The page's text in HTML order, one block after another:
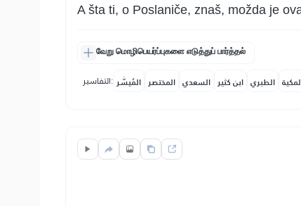
A šta ti, o Poslaniče, znaš, možda je
வேறு மொழிபெயர்ப்புகளை எடுத்துப் பார்த்தல்
التفاسير: المُيسَّر المختصر السعدي ابن كثير الطبري